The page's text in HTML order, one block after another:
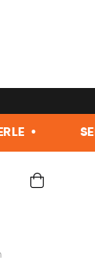
SEPETTE